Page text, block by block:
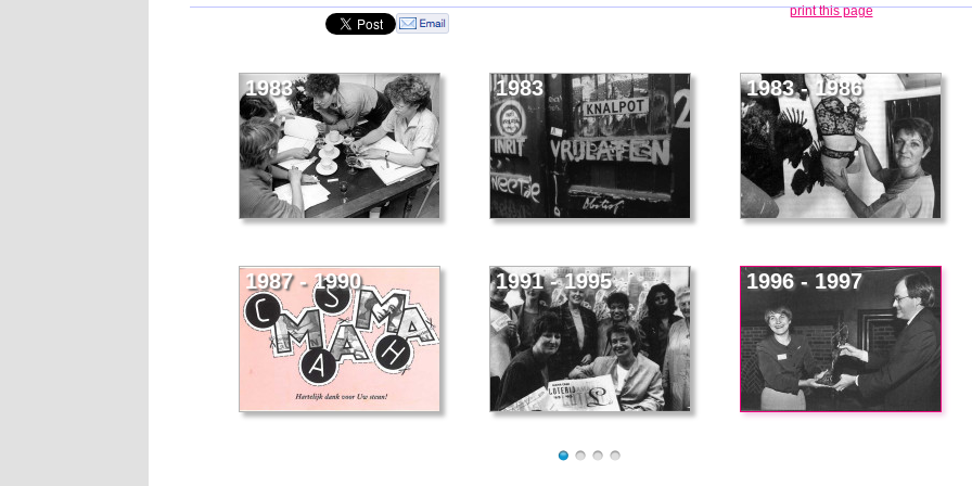
print this page
1983 1983 1983 - 1986
1987 - 1990 1991 - 1995 1996 - 1997